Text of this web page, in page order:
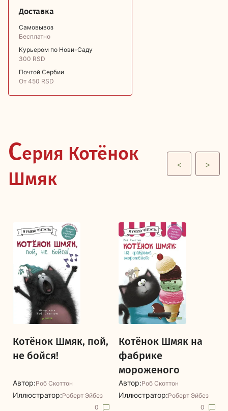
Доставка
Самовывоз
Бесплатно
Курьером по Нови-Саду
300 RSD
Почтой Сербии
От 450 RSD
Серия Котёнок
Шмяк
< >
Котёнок Шмяк, пой,
не бойся!
Автор:Роб Скоттон
Иллюстратор:Роберт Эйбез
0
Котёнок Шмяк на
фабрике
мороженого
Автор:Роб Скоттон
Иллюстратор:Роберт Эйбез
0